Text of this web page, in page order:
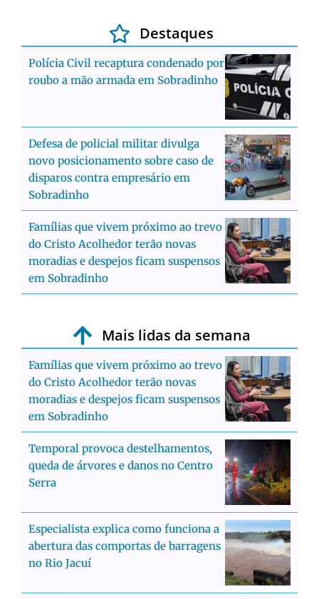
Destaques
Polícia Civil recaptura condenado por
roubo a mão armada em Sobradinho
Defesa de policial militar divulga
novo posicionamento sobre caso de
disparos contra empresário em
Sobradinho
Famílias que vivem próximo ao trevo
do Cristo Acolhedor terão novas
moradias e despejos ficam suspensos
em Sobradinho
Mais lidas da semana
Famílias que vivem próximo ao trevo
do Cristo Acolhedor terão novas
moradias e despejos ficam suspensos
em Sobradinho
Temporal provoca destelhamentos,
queda de árvores e danos no Centro
Serra
Especialista explica como funciona a
abertura das comportas de barragens
no Rio Jacuí